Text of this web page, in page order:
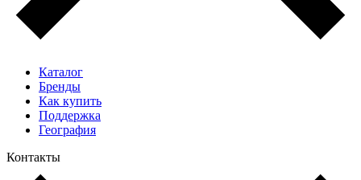
Каталог
Бренды
Как купить
Поддержка
География
Контакты